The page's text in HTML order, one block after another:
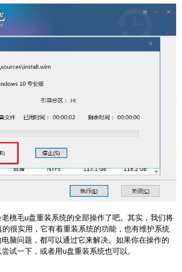
桃毛u盘重装系统的全部操作了吧。其实，我们将
很实用，它有着重装系统的功能，也有维护系统
脑问题，都可以通过它来解决。如果你在操作的
试一下，或者用u盘重装系统也可以。